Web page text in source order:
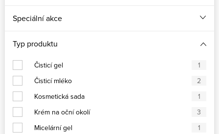
Speciální akce
Typ produktu
Čisticí gel
1
Čisticí mléko
2
Kosmetická sada
1
Krém na oční okolí
3
Micelární gel
1